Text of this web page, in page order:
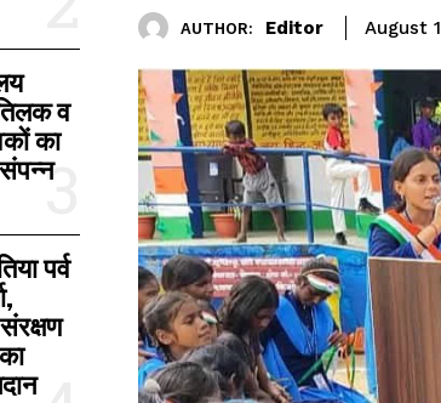
एक दिवसीय प्रशिक्षण सम्पन्न
डीडीसी अनन्या सिंह ने बालक
March 5, 2026
In "औरंगाबाद"
व
का
पर्व
AUTHOR: Editor August